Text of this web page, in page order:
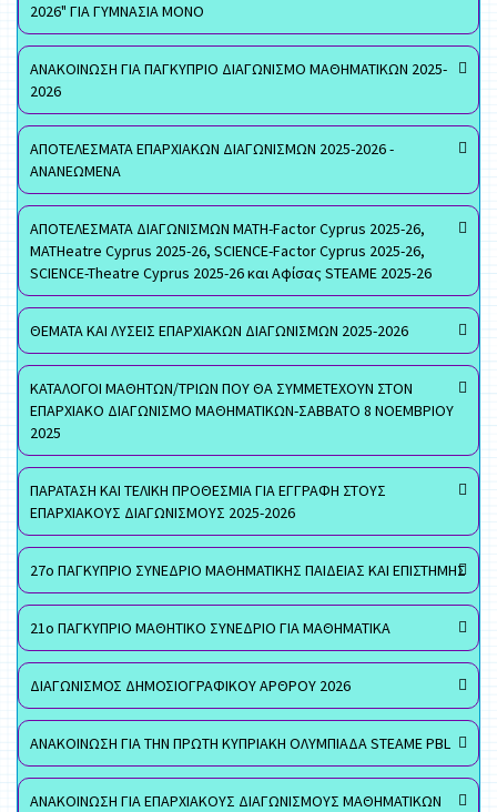
2026" ΓΙΑ ΓΥΜΝΑΣΙΑ ΜΟΝΟ
ΑΝΑΚΟΙΝΩΣΗ ΓΙΑ ΠΑΓΚΥΠΡΙΟ ΔΙΑΓΩΝΙΣΜΟ ΜΑΘΗΜΑΤΙΚΩΝ 2025-
2026
ΑΠΟΤΕΛΕΣΜΑΤΑ ΕΠΑΡΧΙΑΚΩΝ ΔΙΑΓΩΝΙΣΜΩΝ 2025-2026 -
ΑΝΑΝΕΩΜΕΝΑ
ΑΠΟΤΕΛΕΣΜΑΤΑ ΔΙΑΓΩΝΙΣΜΩΝ MATH-Factor Cyprus 2025-26,
MATHeatre Cyprus 2025-26, SCIENCE-Factor Cyprus 2025-26,
SCIENCE-Theatre Cyprus 2025-26 και Αφίσας STEAME 2025-26
ΘΕΜΑΤΑ ΚΑΙ ΛΥΣΕΙΣ ΕΠΑΡΧΙΑΚΩΝ ΔΙΑΓΩΝΙΣΜΩΝ 2025-2026
ΚΑΤΑΛΟΓΟΙ ΜΑΘΗΤΩΝ/ΤΡΙΩΝ ΠΟΥ ΘΑ ΣΥΜΜΕΤΕΧΟΥΝ ΣΤΟΝ
ΕΠΑΡΧΙΑΚΟ ΔΙΑΓΩΝΙΣΜΟ ΜΑΘΗΜΑΤΙΚΩΝ-ΣΑΒΒΑΤΟ 8 ΝΟΕΜΒΡΙΟΥ
2025
ΠΑΡΑΤΑΣΗ ΚΑΙ ΤΕΛΙΚΗ ΠΡΟΘΕΣΜΙΑ ΓΙΑ ΕΓΓΡΑΦΗ ΣΤΟΥΣ
ΕΠΑΡΧΙΑΚΟΥΣ ΔΙΑΓΩΝΙΣΜΟΥΣ 2025-2026
27ο ΠΑΓΚΥΠΡΙΟ ΣΥΝΕΔΡΙΟ ΜΑΘΗΜΑΤΙΚΗΣ ΠΑΙΔΕΙΑΣ ΚΑΙ ΕΠΙΣΤΗΜΗΣ
21ο ΠΑΓΚΥΠΡΙΟ ΜΑΘΗΤΙΚΟ ΣΥΝΕΔΡΙΟ ΓΙΑ ΜΑΘΗΜΑΤΙΚΑ
ΔΙΑΓΩΝΙΣΜΟΣ ΔΗΜΟΣΙΟΓΡΑΦΙΚΟΥ ΑΡΘΡΟΥ 2026
ΑΝΑΚΟΙΝΩΣΗ ΓΙΑ ΤΗΝ ΠΡΩΤΗ ΚΥΠΡΙΑΚΗ ΟΛΥΜΠΙΑΔΑ STEAME PBL
ΑΝΑΚΟΙΝΩΣΗ ΓΙΑ ΕΠΑΡΧΙΑΚΟΥΣ ΔΙΑΓΩΝΙΣΜΟΥΣ ΜΑΘΗΜΑΤΙΚΩΝ